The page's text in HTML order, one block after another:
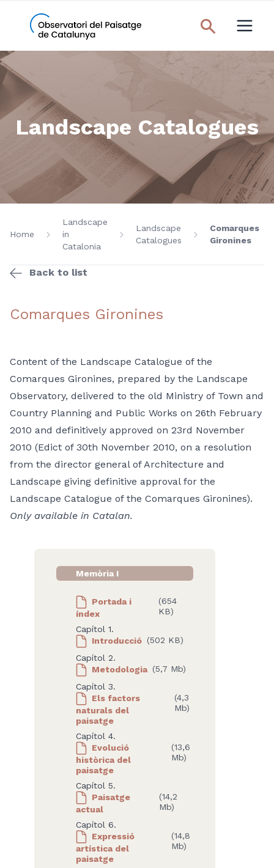
Landscape Catalogues
Home
Landscape
in
Catalonia
Landscape
Catalogues
Comarques
Gironines
Back to list
Comarques Gironines
Content of the Landscape Catalogue of the
Comarques Gironines, prepared by the Landscape
Observatory, delivered to the old Ministry of Town and
Country Planning and Public Works on 26th February
2010 and definitively approved on 23rd November
2010 (Edict of 30th November 2010, on a resolution
from the director general of Architecture and
Landscape giving definitive approval for the
Landscape Catalogue of the Comarques Gironines).
Only available in Catalan.
Memòria I
Portada i
índex
(654
KB)
Capítol 1.
Introducció (502 KB)
Capítol 2.
Metodologia (5,7 Mb)
Capítol 3.
Els factors
naturals del
paisatge
(4,3
Mb)
Capítol 4.
Evolució
històrica del
paisatge
(13,6
Mb)
Capítol 5.
Paisatge
actual
(14,2
Mb)
Capítol 6.
Expressió
artística del
paisatge
(14,8
Mb)